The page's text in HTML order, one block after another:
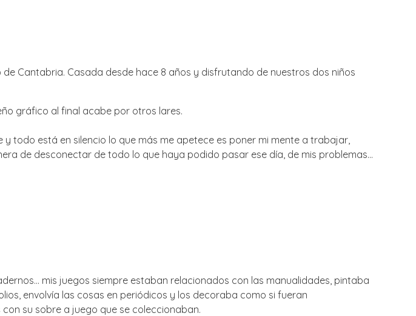
de Cantabria. Casada desde hace 8 años y disfrutando de nuestros dos niños
gráfico al final acabe por otros lares.
todo está en silencio lo que más me apetece es poner mi mente a trabajar,
de desconectar de todo lo que haya podido pasar ese día, de mis problemas…
mis juegos siempre estaban relacionados con las manualidades, pintaba
envolvía las cosas en periódicos y los decoraba como si fueran
su sobre a juego que se coleccionaban.